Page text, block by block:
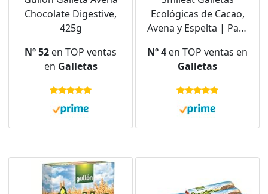
Chocolate Digestive,
425g
Nº 52 en TOP ventas
en Galletas
Ecológicas de Cacao,
Avena y Espelta | Para
| Horneadas con
Ingredientes
Naturales | Snack o
Aceite de Palma, 220g
Nº 4 en TOP ventas en
Galletas